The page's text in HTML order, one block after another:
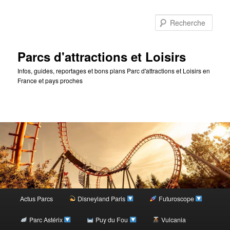
Parcs d'attractions et Loisirs
Infos, guides, reportages et bons plans Parc d'attractions et Loisirs en
France et pays proches
Menu
Aller
Aller
Actus Parcs Disneyland Paris Futuroscope
Parc Astérix Puy du Fou Vulcania